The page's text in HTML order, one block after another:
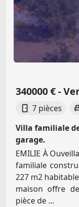
340000 € -
7 pièces
Villa familiale
garage.
EMILIE À
familiale
227 m2
maison offre
pièce de ...